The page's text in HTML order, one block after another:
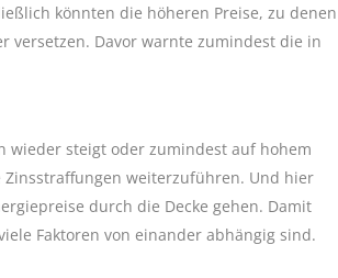
könnten die höheren Preise, zu denen
versetzen. Davor warnte zumindest die in
wieder steigt oder zumindest auf hohem
weiterzuführen. Und hier
durch die Decke gehen. Damit
Faktoren von einander abhängig sind.